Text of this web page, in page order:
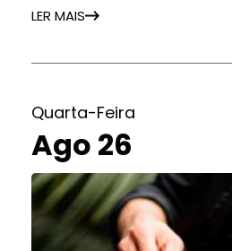
LER MAIS
Quarta-Feira
Ago 26